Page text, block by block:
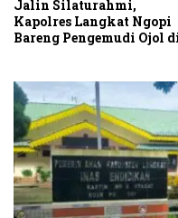
Jalin Silaturahmi,
Kapolres Langkat Ngopi
Bareng Pengemudi Ojol